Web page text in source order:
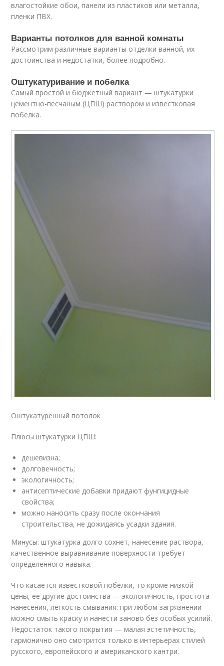
влагостойкие обои, панели из пластиков или металла,
пленки ПВХ.
Варианты потолков для ванной комнаты
Рассмотрим различные варианты отделки ванной, их
достоинства и недостатки, более подробно.
Оштукатуривание и побелка
Самый простой и бюджетный вариант — штукатурки
цементно-песчаным (ЦПШ) раствором и известковая
побелка.
Оштукатуренный потолок
Плюсы штукатурки ЦПШ:
дешевизна;
долговечность;
экологичность;
антисептические добавки придают фунгицидные
свойства;
можно наносить сразу после окончания
строительства, не дожидаясь усадки здания.
Минусы: штукатурка долго сохнет, нанесение раствора,
качественное выравнивание поверхности требует
определенного навыка.
Что касается известковой побелки, то кроме низкой
цены, ее другие достоинства — экологичность, простота
нанесения, легкость смывания: при любом загрязнении
можно смыть краску и нанести заново без особых усилий.
Недостаток такого покрытия — малая эстетичность,
гармонично оно смотрится только в интерьерах стилей
русского, европейского и американского кантри.